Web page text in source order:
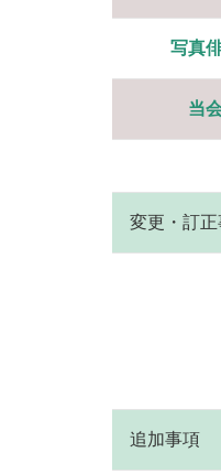
写真
当
変更・訂
追加事項